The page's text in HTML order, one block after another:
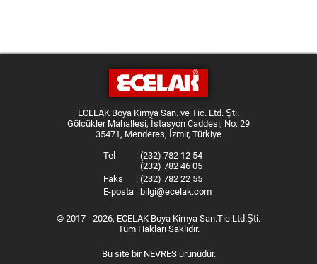
ECELAK Boya Kimya San. ve Tic. Ltd. Şti.
Gölcükler Mahallesi, İstasyon Caddesi, No: 29
35471, Menderes, İzmir, Türkiye
Tel
: (232) 782 12 54
(232) 782 46 05
Faks
: (232) 782 22 55
E-posta : bilgi@ecelak.com
© 2017 - 2026, ECELAK Boya Kimya San.Tic.Ltd.Şti.
Tüm Hakları Saklıdır.
Bu site bir NEVRESürünüdür.